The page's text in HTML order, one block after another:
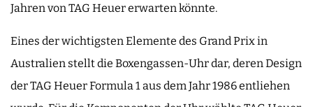
Jahren von TAG Heuer erwarten könnte.
Eines der wichtigsten Elemente des Grand Prix in
Australien stellt die Boxengassen-Uhr dar, deren Design
der TAG Heuer Formula 1 aus dem Jahr 1986 entliehen